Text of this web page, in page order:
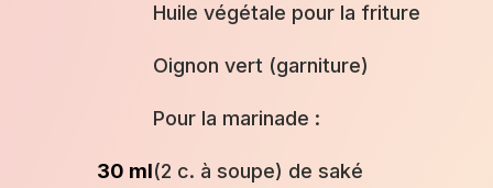
Huile végétale pour la friture
Oignon vert (garniture)
Pour la marinade :
30 ml(2 c. à soupe) de saké